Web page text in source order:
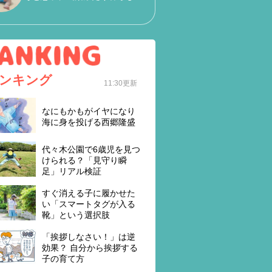
キング 11:30更新
なにもかもがイヤになり
海に身を投げる西郷隆盛
代々木公園で6歳児を見つ
けられる？「見守り瞬
足」リアル検証
すぐ消える子に履かせた
い「スマートタグが入る
靴」という選択肢
「挨拶しなさい！」は逆
効果？ 自分から挨拶する
子の育て方